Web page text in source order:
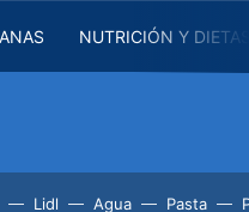
NUTRICIÓN Y
Lidl Agua Pasta